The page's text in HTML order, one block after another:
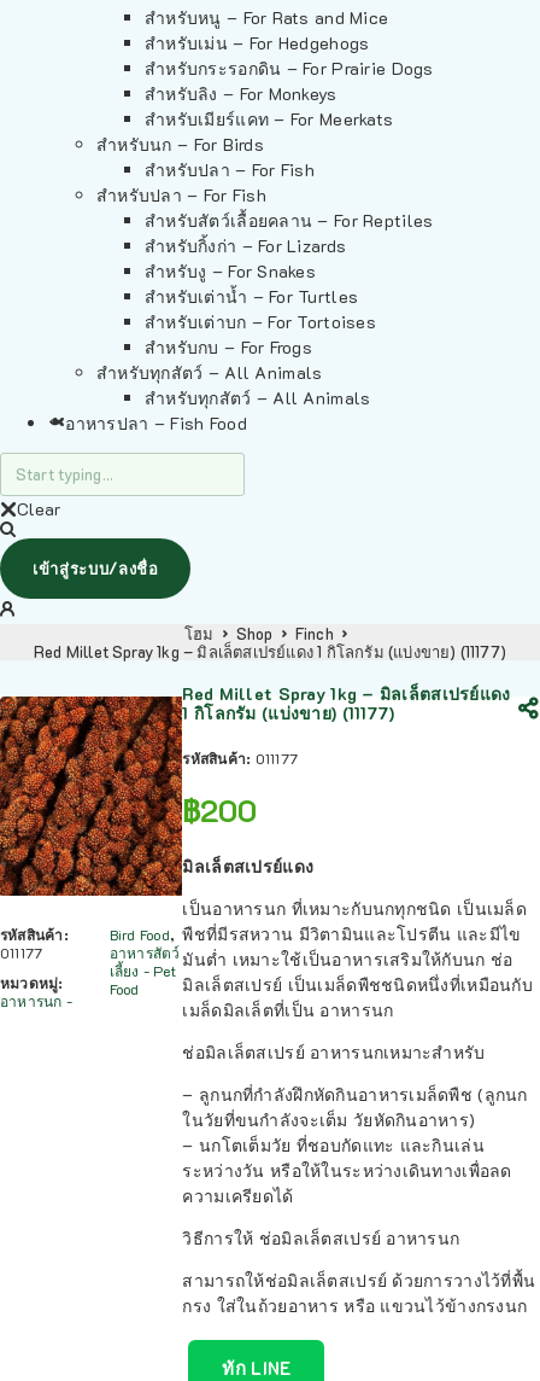
สำหรับหนู – For Rats and Mice
สำหรับเม่น – For Hedgehogs
สำหรับกระรอกดิน – For Prairie Dogs
สำหรับลิง – For Monkeys
สำหรับเมียร์แคท – For Meerkats
สำหรับนก – For Birds
สำหรับปลา – For Fish
สำหรับปลา – For Fish
สำหรับสัตว์เลื้อยคลาน – For Reptiles
สำหรับกิ้งก่า – For Lizards
สำหรับงู – For Snakes
สำหรับเต่าน้ำ – For Turtles
สำหรับเต่าบก – For Tortoises
สำหรับกบ – For Frogs
สำหรับทุกสัตว์ – All Animals
สำหรับทุกสัตว์ – All Animals
อาหารปลา – Fish Food
Clear
เข้าสู่ระบบ/ลงชื่อ
โฮม Shop
Finch
Red Millet Spray 1kg – มิลเล็ตสเปรย์แดง 1 กิโลกรัม (แบ่งขาย) (11177)
รหัสสินค้า:
011177
หมวดหมู่:
อาหารนก -
Bird Food,
อาหารสัตว์
เลี้ยง - Pet
Food
Red Millet Spray 1kg – มิลเล็ตสเปรย์แดง
1 กิโลกรัม (แบ่งขาย) (11177)
รหัสสินค้า: 011177
฿200
มิลเล็ตสเปรย์แดง
เป็นอาหารนก ที่เหมาะกับนกทุกชนิด เป็นเมล็ด
พืชที่มีรสหวาน มีวิตามินและโปรตีน และมีไข
มันต่ำ เหมาะใช้เป็นอาหารเสริมให้กับนก ช่อ
มิลเล็ตสเปรย์ เป็นเมล็ดพืชชนิดหนึ่งที่เหมือนกับ
เมล็ดมิลเล็ตที่เป็น อาหารนก
ช่อมิลเล็ตสเปรย์ อาหารนกเหมาะสำหรับ
– ลูกนกที่กำลังฝึกหัดกินอาหารเมล็ดพืช (ลูกนก
ในวัยที่ขนกำลังจะเต็ม วัยหัดกินอาหาร)
– นกโตเต็มวัย ที่ชอบกัดแทะ และกินเล่น
ระหว่างวัน หรือให้ในระหว่างเดินทางเพื่อลด
ความเครียดได้
วิธีการให้ ช่อมิลเล็ตสเปรย์ อาหารนก
สามารถให้ช่อมิลเล็ตสเปรย์ ด้วยการวางไว้ที่พื้น
กรง ใส่ในถ้วยอาหาร หรือ แขวนไว้ข้างกรงนก
ทัก LINE